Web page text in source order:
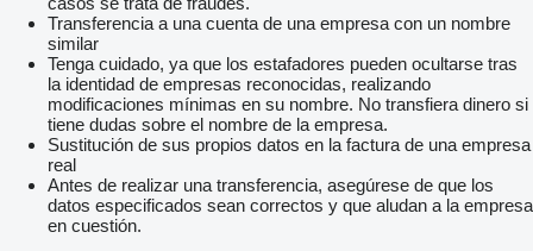
Transferencia a una cuenta de una empresa con un nombre
similar
Tenga cuidado, ya que los estafadores pueden ocultarse tras
la identidad de empresas reconocidas, realizando
modificaciones mínimas en su nombre. No transfiera dinero si
tiene dudas sobre el nombre de la empresa.
Sustitución de sus propios datos en la factura de una empresa
real
Antes de realizar una transferencia, asegúrese de que los
datos especificados sean correctos y que aludan a la empresa
en cuestión.